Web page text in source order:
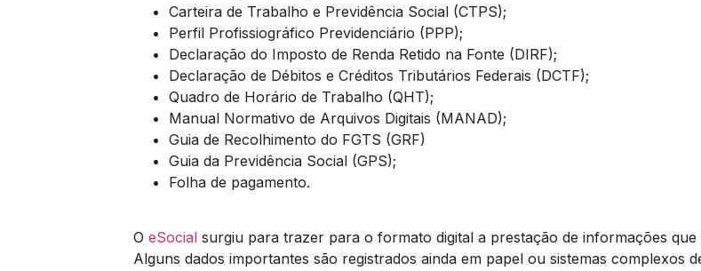
Carteira de Trabalho e Previdência Social (CTPS);
Perfil Profissiográfico Previdenciário (PPP);
Declaração do Imposto de Renda Retido na Fonte (DIRF);
Declaração de Débitos e Créditos Tributários Federais (DCTF);
Quadro de Horário de Trabalho (QHT);
Manual Normativo de Arquivos Digitais (MANAD);
Guia de Recolhimento do FGTS (GRF)
Guia da Previdência Social (GPS);
Folha de pagamento.
O eSocial surgiu para trazer para o formato digital a prestação de informações
Alguns dados importantes são registrados ainda em papel ou sistemas complexos